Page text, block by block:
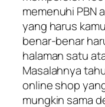
memenuhi PBN
yang harus
benar-benar
halaman satu
Masalahnya
online shop
mungkin sama